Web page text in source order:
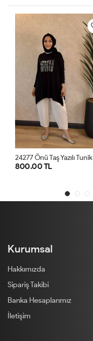
2
4277 Önü Taş Yazılı Tunik Siyah
TL
Kurumsal
Hakkımızda
Sipariş Takibi
Banka Hesaplarımız
İletişim